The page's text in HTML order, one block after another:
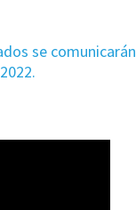
se comunicarán